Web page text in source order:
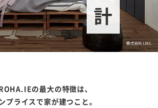
の最大の特徴は、
プライスで家が建つこと。